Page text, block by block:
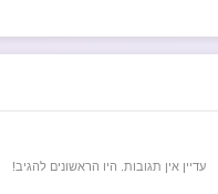
עדיין אין תגובות. היו הראשונים להגיב!